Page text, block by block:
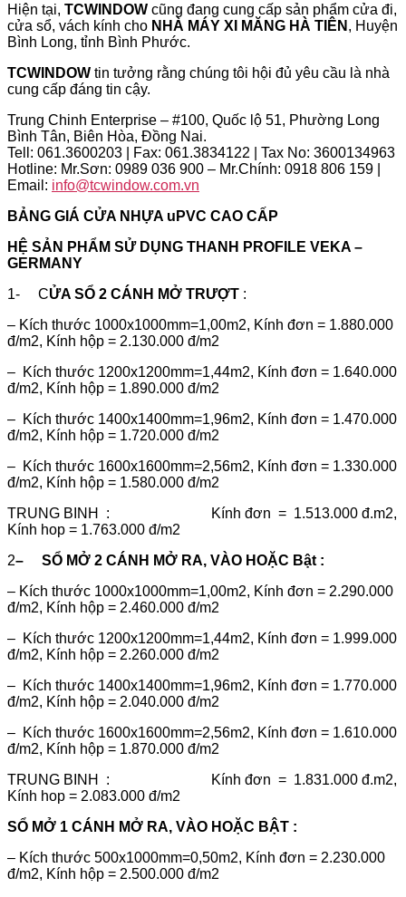
Hiện tại, TCWINDOW cũng đang cung cấp sản phẩm cửa đi,
cửa sổ, vách kính cho NHÀ MÁY XI MĂNG HÀ TIÊN , Huyện
Bình Long, tỉnh Bình Phước.
TCWINDOW tin tưởng rằng chúng tôi hội đủ yêu cầu là nhà
cung cấp đáng tin cậy.
Trung Chinh Enterprise – #100, Quốc lộ 51, Phường Long
Bình Tân, Biên Hòa, Đồng Nai.
Tell: 061.3600203 | Fax: 061.3834122 | Tax No: 3600134963
Hotline: Mr.Sơn: 0989 036 900 – Mr.Chính: 0918 806 159 |
Email: info@tcwindow.com.vn
BẢNG GIÁ CỬA NHỰA uPVC CAO CẤP
HỆ SẢN PHẨM SỬ DỤNG THANH PROFILE VEKA –
GERMANY
1- CỬA SỔ 2 CÁNH MỞ TRƯỢT :
– Kích thước 1000x1000mm=1,00m2, Kính đơn = 1.880.000
đ/m2, Kính hộp = 2.130.000 đ/m2
– Kích thước 1200x1200mm=1,44m2, Kính đơn = 1.640.000
đ/m2, Kính hộp = 1.890.000 đ/m2
– Kích thước 1400x1400mm=1,96m2, Kính đơn = 1.470.000
đ/m2, Kính hộp = 1.720.000 đ/m2
– Kích thước 1600x1600mm=2,56m2, Kính đơn = 1.330.000
đ/m2, Kính hộp = 1.580.000 đ/m2
TRUNG BINH : Kính đơn = 1.513.000 đ.m2,
Kính hop = 1.763.000 đ/m2
2– SỔ MỞ 2 CÁNH MỞ RA, VÀO HOẶC Bật :
– Kích thước 1000x1000mm=1,00m2, Kính đơn = 2.290.000
đ/m2, Kính hộp = 2.460.000 đ/m2
– Kích thước 1200x1200mm=1,44m2, Kính đơn = 1.999.000
đ/m2, Kính hộp = 2.260.000 đ/m2
– Kích thước 1400x1400mm=1,96m2, Kính đơn = 1.770.000
đ/m2, Kính hộp = 2.040.000 đ/m2
– Kích thước 1600x1600mm=2,56m2, Kính đơn = 1.610.000
đ/m2, Kính hộp = 1.870.000 đ/m2
TRUNG BINH : Kính đơn = 1.831.000 đ.m2,
Kính hop = 2.083.000 đ/m2
SỔ MỞ 1 CÁNH MỞ RA, VÀO HOẶC BẬT :
– Kích thước 500x1000mm=0,50m2, Kính đơn = 2.230.000
đ/m2, Kính hộp = 2.500.000 đ/m2